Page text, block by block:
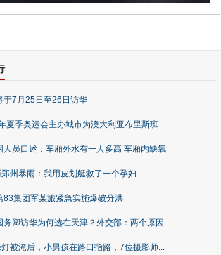
于7月25日至26日访华
夏季奥运会主办城市为澳大利亚布里斯班
人员口述：车厢外水有一人多高 车厢内缺氧
州暴雨：我用皮划艇救了一个孕妇
83集团军某旅紧急实施爆破分洪
务卿访华为何选在天津？外交部：两个原因
被淹后，小男孩在路口指路，7位摄影师...